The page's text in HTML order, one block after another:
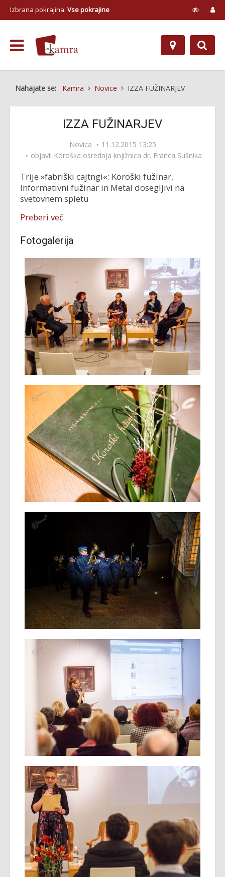
Izbrana pokrajina: Vse pokrajine
Nahajate se: Kamra Novice IZZA FUŽINARJEV
IZZA FUŽINARJEV
Novica
11.12.2015 13:25
objavil Koroška osrednja knjižnica dr. Franca Sušnika
Trije »fabriški cajtngi«: Koroški fužinar,
Informativni fužinar in Metal dosegljivi na
svetovnem spletu
Preberi več
Fotogalerija